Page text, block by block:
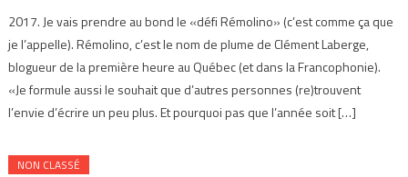
2017. Je vais prendre au bond le «défi Rémolino» (c’est comme ça que
je l’appelle). Rémolino, c’est le nom de plume de Clément Laberge,
blogueur de la première heure au Québec (et dans la Francophonie).
«Je formule aussi le souhait que d’autres personnes (re)trouvent
l’envie d’écrire un peu plus. Et pourquoi pas que l’année soit […]
NON CLASSÉ